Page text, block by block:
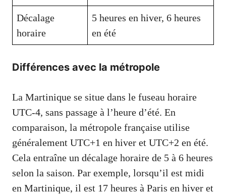
Décalage
horaire
5 heures en hiver, 6 heures
en été
Différences avec la métropole
La Martinique se situe dans le fuseau horaire
UTC-4, sans passage à l’heure d’été. En
comparaison, la métropole française utilise
généralement UTC+1 en hiver et UTC+2 en été.
Cela entraîne un décalage horaire de 5 à 6 heures
selon la saison. Par exemple, lorsqu’il est midi
en Martinique, il est 17 heures à Paris en hiver et